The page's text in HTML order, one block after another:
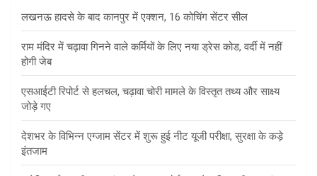
लखनऊ हादसे के बाद कानपुर में एक्शन, 16 कोचिंग सेंटर सील
राम मंदिर में चढ़ावा गिनने वाले कर्मियों के लिए नया ड्रेस कोड, वर्दी में नहीं
होगी जेब
एसआईटी रिपोर्ट से हलचल, चढ़ावा चोरी मामले के विस्तृत तथ्य और साक्ष्य
जोड़े गए
देशभर के विभिन्न एग्जाम सेंटर में शुरू हुई नीट यूजी परीक्षा, सुरक्षा के कड़े
इंतजाम